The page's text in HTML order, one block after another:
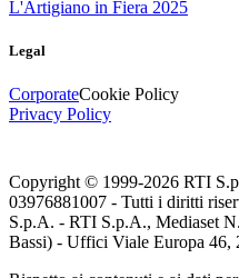
L'Artigiano in Fiera 2025
Legal
CorporateCookie Policy
Privacy Policy
Copyright © 1999-2026 RTI
03976881007 - Tutti i diritti
S.p.A. - RTI S.p.A., Mediaset
Bassi) - Uffici Viale Europa 46,